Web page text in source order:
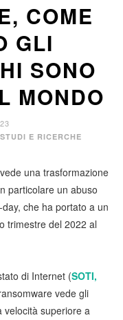
COME
GLI
SONO
MONDO
STUDI E RICERCHE
una trasformazione
particolare un abuso
che ha portato a un
trimestre del 2022 al
di Internet (SOTI,
vede gli
velocità superiore a